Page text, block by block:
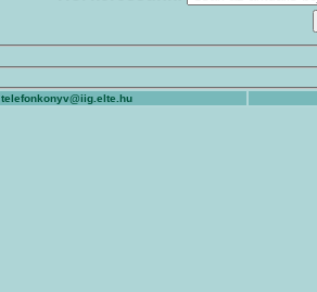
telefonkonyv@iig.elte.hu